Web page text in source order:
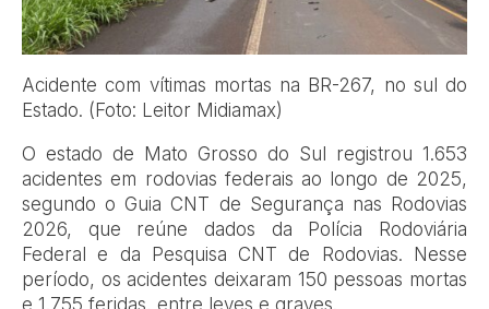
Acidente com vítimas mortas na BR-267, no sul do
Estado. (Foto: Leitor Midiamax)
O estado de Mato Grosso do Sul registrou 1.653
acidentes em rodovias federais ao longo de 2025,
segundo o Guia CNT de Segurança nas Rodovias
2026, que reúne dados da Polícia Rodoviária
Federal e da Pesquisa CNT de Rodovias. Nesse
período, os acidentes deixaram 150 pessoas mortas